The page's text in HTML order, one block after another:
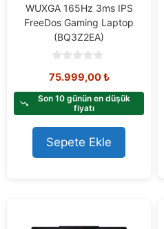
WUXGA 165Hz 3ms IPS
FreeDos Gaming Laptop
(BQ3Z2EA)
o
t
f
5
75.999,00₺
Son 10 günün en düşük
fiyatı
Sepete Ekle